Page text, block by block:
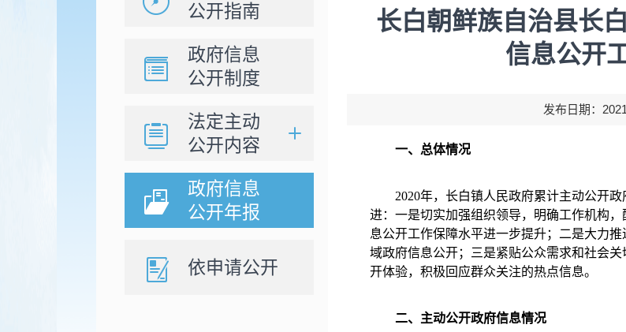
公开指南
政府信息
公开制度
法定主动
公开内容
政府信息
公开年报
依申请公开
长白朝鲜族自治县长
信息公开
发布日期：
一、总体情况
2020年，长白镇人民政府累计主动公开
进：一是切实加强组织领导，明确工作机构
息公开工作保障水平进一步提升；二是大力
域政府信息公开；三是紧贴公众需求和社会
开体验，积极回应群众关注的热点信息。
二、主动公开政府信息情况